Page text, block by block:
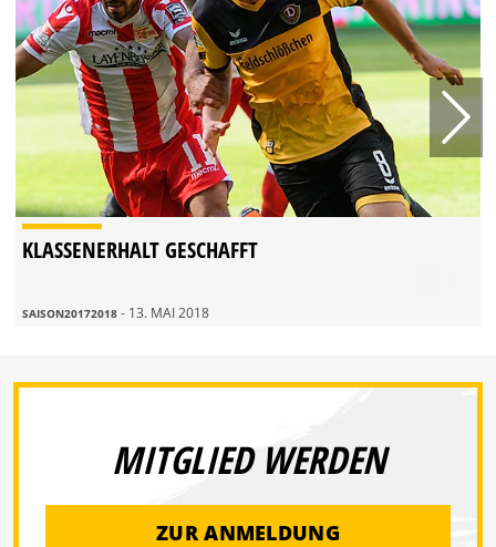
KLASSENERHALT GESCHAFFT
SAISON20172018 - 13. MAI 2018
MITGLIED WERDEN
ZUR ANMELDUNG